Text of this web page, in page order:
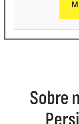
Sobre